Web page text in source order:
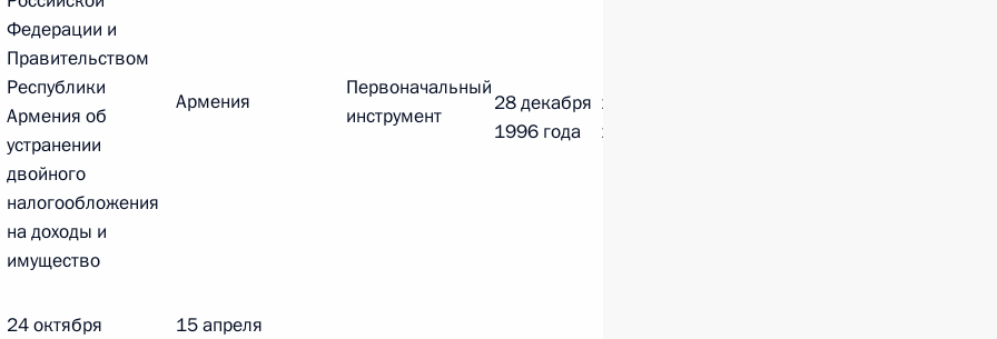
г. № 250-ФЗ
Федерации об административных правонарушениях
г. № 266-ФЗ
Федерации «О защите прав потребителей»
Федерации и
Правительством
Республики
Армения об
устранении
двойного
налогообложения
на доходы и
имущество
Армения
Первоначальный
инструмент
28 декабря
1996 года
17 марта
1998 года
24 октября
15 апреля